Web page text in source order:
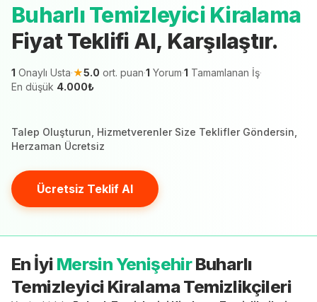
Buharlı Temizleyici Kiralama
Fiyat Teklifi Al, Karşılaştır.
1 Onaylı Usta·★5.0 ort. puan·1 Yorum·1 Tamamlanan İş·
En düşük 4.000₺
Talep Oluşturun, Hizmetverenler Size Teklifler Göndersin,
Herzaman Ücretsiz
Ücretsiz Teklif Al
En İyi Mersin YenişehirBuharlı
Temizleyici KiralamaTemizlikçileri